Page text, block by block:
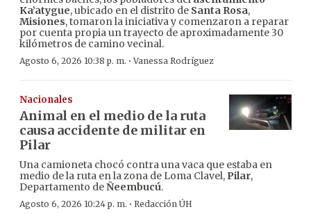
Ka’atygue, ubicado en el distrito de Santa Rosa,
Misiones, tomaron la iniciativa y comenzaron a reparar
por cuenta propia un trayecto de aproximadamente 30
kilómetros de camino vecinal.
Agosto 6, 2026 10:38 p. m. ·Vanessa Rodríguez
Nacionales
Animal en el medio de la ruta
causa accidente de militar en
Pilar
Una camioneta chocó contra una vaca que estaba en
medio de la ruta en la zona de Loma Clavel, Pilar,
Departamento deÑeembucú.
Agosto 6, 2026 10:24 p. m. · Redacción ÚH